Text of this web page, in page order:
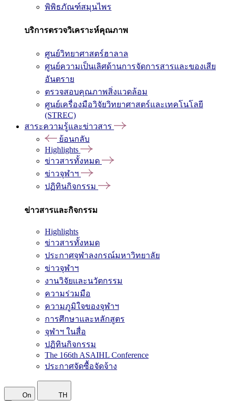
พิพิธภัณฑ์สมุนไพร
บริการตรวจวิเคราะห์คุณภาพ
ศูนย์วิทยาศาสตร์ฮาลาล
ศูนย์ความเป็นเลิศด้านการจัดการสารและของเสีย
อันตราย
ตรวจสอบคุณภาพสิ่งแวดล้อม
ศูนย์เครื่องมือวิจัยวิทยาศาสตร์และเทคโนโลยี
(STREC)
สาระความรู้และข่าวสาร
ย้อนกลับ
Highlights
ข่าวสารทั้งหมด
ข่าวจุฬาฯ
ปฏิทินกิจกรรม
ข่าวสารและกิจกรรม
Highlights
ข่าวสารทั้งหมด
ประกาศจุฬาลงกรณ์มหาวิทยาลัย
ข่าวจุฬาฯ
งานวิจัยและนวัตกรรม
ความร่วมมือ
ความภูมิใจของจุฬาฯ
การศึกษาและหลักสูตร
จุฬาฯ ในสื่อ
ปฏิทินกิจกรรม
The 166th ASAIHL Conference
ประกาศจัดซื้อจัดจ้าง
On TH